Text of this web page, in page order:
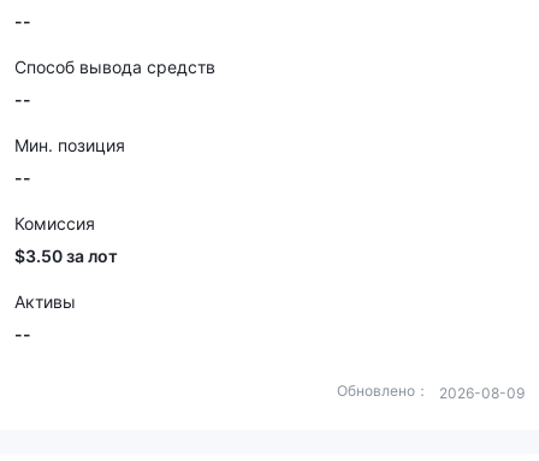
--
Способ вывода средств
--
Мин. позиция
--
Комиссия
$3.50 за лот
Активы
--
Обновлено： 2026-08-09